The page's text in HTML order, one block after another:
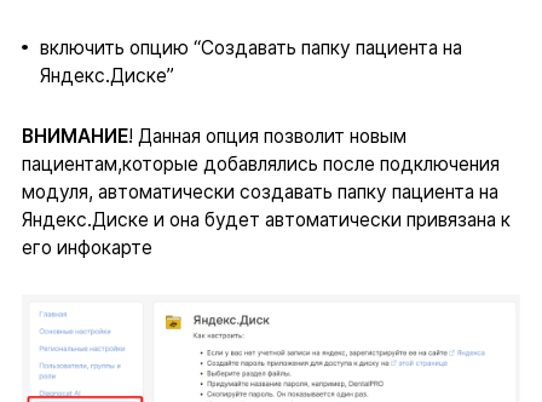
включить опцию “Создавать папку пациента на
Яндекс.Диске”
ВНИМАНИЕ! Данная опция позволит новым
пациентам,которые добавлялись после подключения
модуля, автоматически создавать папку пациента на
Яндекс.Диске и она будет автоматически привязана к
его инфокарте